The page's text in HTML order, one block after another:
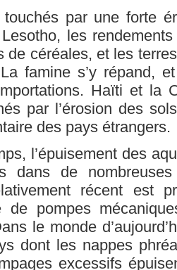
par une forte
les
de céréales, et les
famine s’y répand,
Haïti et la
par l’érosion des
des pays étrangers.
l’épuisement des
dans de
récent est
de pompes
le monde
dont les nappes
excessifs